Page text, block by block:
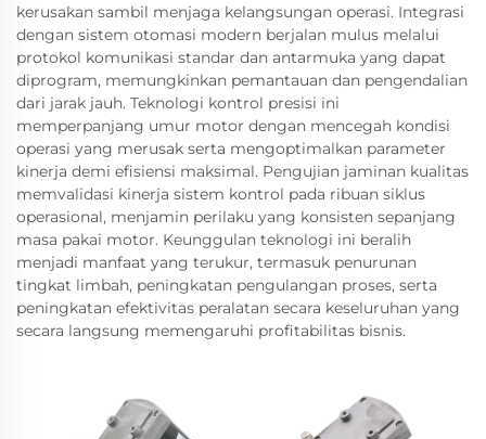
kerusakan sambil menjaga kelangsungan operasi. Integrasi
dengan sistem otomasi modern berjalan mulus melalui
protokol komunikasi standar dan antarmuka yang dapat
diprogram, memungkinkan pemantauan dan pengendalian
dari jarak jauh. Teknologi kontrol presisi ini
memperpanjang umur motor dengan mencegah kondisi
operasi yang merusak serta mengoptimalkan parameter
kinerja demi efisiensi maksimal. Pengujian jaminan kualitas
memvalidasi kinerja sistem kontrol pada ribuan siklus
operasional, menjamin perilaku yang konsisten sepanjang
masa pakai motor. Keunggulan teknologi ini beralih
menjadi manfaat yang terukur, termasuk penurunan
tingkat limbah, peningkatan pengulangan proses, serta
peningkatan efektivitas peralatan secara keseluruhan yang
secara langsung memengaruhi profitabilitas bisnis.